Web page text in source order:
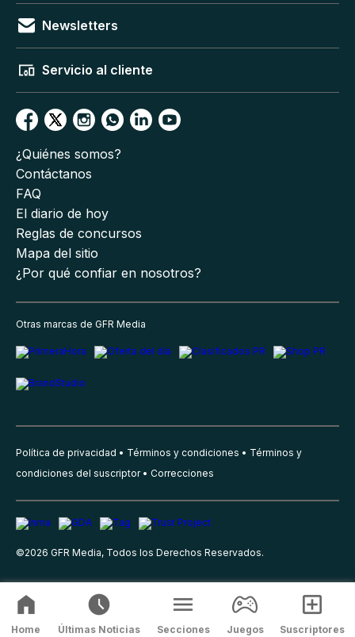
Newsletters
Servicio al cliente
¿Quiénes somos?
Contáctanos
FAQ
El diario de hoy
Reglas de concursos
Mapa del sitio
¿Por qué confiar en nosotros?
Otras marcas de GFR Media
Política de privacidad Términos y condiciones
Términos y
condiciones del suscriptor
Correcciones
©2026 GFR Media, Todos los Derechos Reservados.
Home Últimas Noticias Secciones Juegos Suscriptores